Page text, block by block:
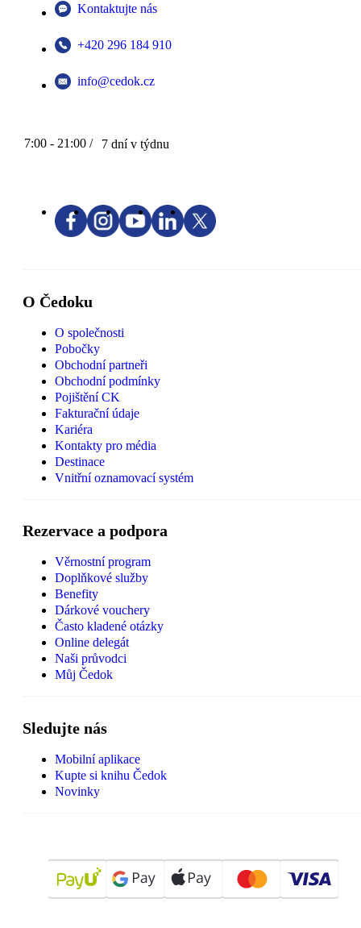
Kontaktujte nás
+420 296 184 910
info@cedok.cz
7:00 - 21:00 / 7 dní v týdnu
O Čedoku
O společnosti
Pobočky
Obchodní partneři
Obchodní podmínky
Pojištění CK
Fakturační údaje
Kariéra
Kontakty pro média
Destinace
Vnitřní oznamovací systém
Rezervace a podpora
Věrnostní program
Doplňkové služby
Benefity
Dárkové vouchery
Často kladené otázky
Online delegát
Naši průvodci
Můj Čedok
Sledujte nás
Mobilní aplikace
Kupte si knihu Čedok
Novinky